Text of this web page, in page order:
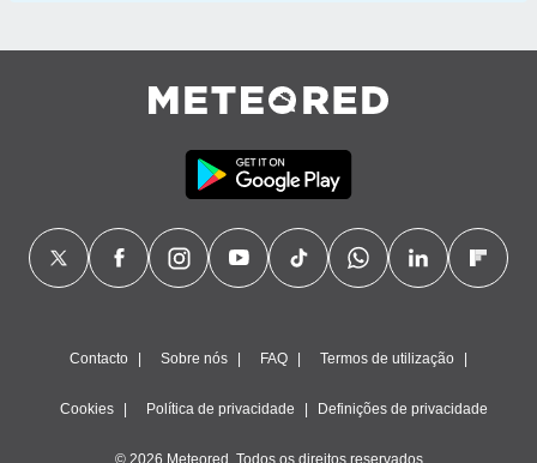
Contacto Sobre nós FAQ Termos de utilização
Cookies Política de privacidade Definições de privacidade
© 2026 Meteored. Todos os direitos reservados